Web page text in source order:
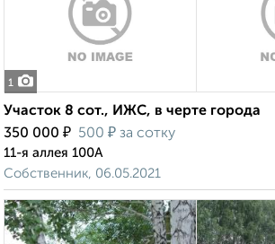
1
Участок 8 сот., ИЖС, в черте города
350 000 ₽ 500 ₽ за сотку
11-я аллея 100А
Собственник, 06.05.2021